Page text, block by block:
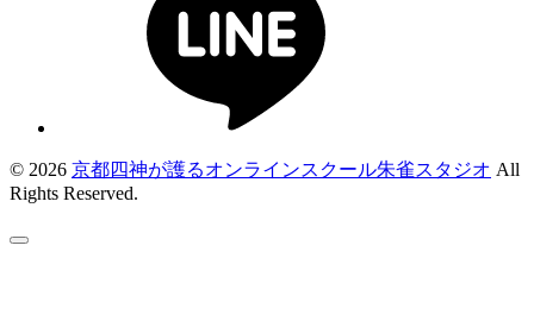
© 2026 京都四神が護るオンラインスクール朱雀スタジオ All
Rights Reserved.